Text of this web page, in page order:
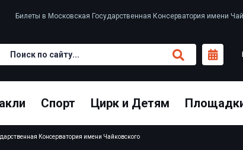
Билеты в Московская Государственная Консерватория имени
Спорт Цирк и Детям
Консерватория имени Чайковского